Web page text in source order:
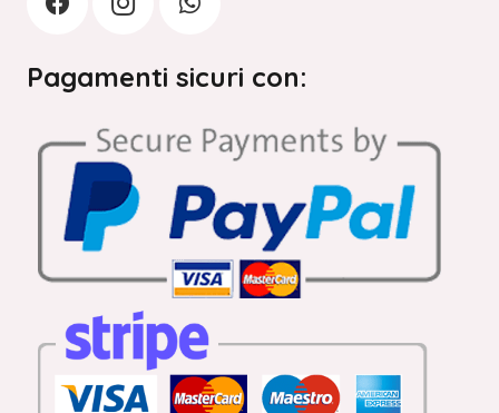
Pagamenti sicuri con: